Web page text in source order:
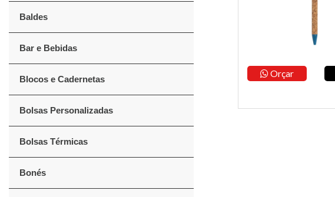
Baldes
Bar e Bebidas
Blocos e Cadernetas
Bolsas Personalizadas
Bolsas Térmicas
Bonés
Orçar